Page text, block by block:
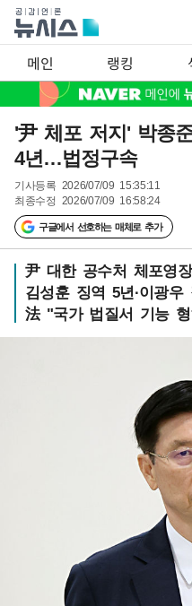
메인 랭킹
'尹 체포 저지' 박종
4년…법정구속
기사등록 2026/07/09 15:35:11
최종수정 2026/07/09 16:58:24
구글에서 선호하는 매체로 추가
尹 대한 공수처 체포영
김성훈 징역 5년·이광
法 "국가 법질서 기능